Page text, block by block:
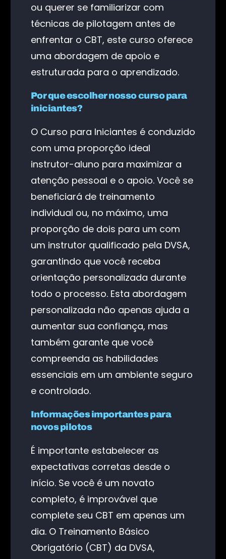
ou querer se familiarizar com
técnicas de pilotagem antes de
enfrentar o CBT, este curso oferece
uma abordagem de apoio e
estruturada para o aprendizado.
Por que escolher nosso curso para
iniciantes?
O Curso para Iniciantes é conduzido
com uma proporção ideal
instrutor-aluno para maximizar a
atenção pessoal e o apoio. Você se
beneficiará de treinamento
individual ou, no máximo, uma
proporção de dois para um com
um instrutor qualificado pela DVSA,
garantindo que você receba
orientação personalizada durante
todo o processo. Esta abordagem
personalizada não apenas ajuda a
aumentar sua confiança, mas
também garante que você
compreenda as habilidades
essenciais em um ambiente seguro
e controlado.
Informações importantes para
novos pilotos
É importante estabelecer as
expectativas corretas desde o
início. Se você é um novato
completo, é improvável que
complete seu CBT em apenas um
dia. O Treinamento Básico
Obrigatório (CBT) da DVSA,